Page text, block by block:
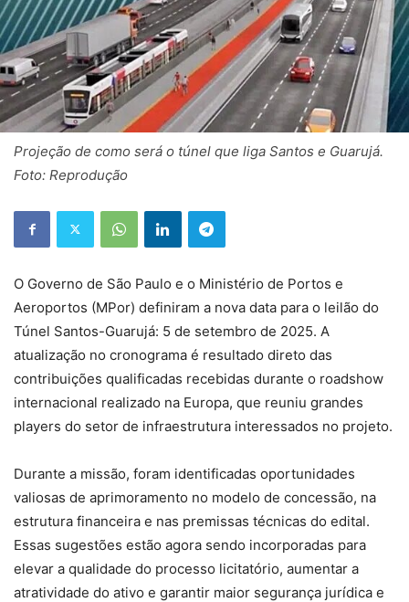
Projeção de como será o túnel que liga Santos e Guarujá.
Foto: Reprodução
O Governo de São Paulo e o Ministério de Portos e
Aeroportos (MPor) definiram a nova data para o leilão do
Túnel Santos-Guarujá: 5 de setembro de 2025. A
atualização no cronograma é resultado direto das
contribuições qualificadas recebidas durante o roadshow
internacional realizado na Europa, que reuniu grandes
players do setor de infraestrutura interessados no projeto.
Durante a missão, foram identificadas oportunidades
valiosas de aprimoramento no modelo de concessão, na
estrutura financeira e nas premissas técnicas do edital.
Essas sugestões estão agora sendo incorporadas para
elevar a qualidade do processo licitatório, aumentar a
atratividade do ativo e garantir maior segurança jurídica e